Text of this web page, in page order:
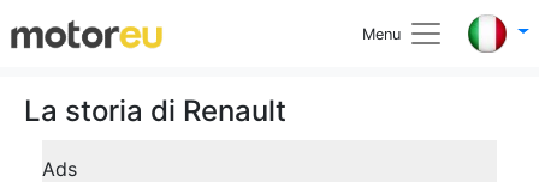
Menu
La storia di Renault
Ads